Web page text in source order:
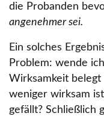
die Probanden
angenehmer sei.
Ein solches
Problem: wende
Wirksamkeit belegt
weniger wirksam
gefällt? Schließlich